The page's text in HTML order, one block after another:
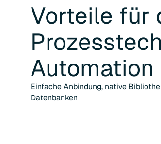
Vorteile für
Automation
Einfache Anbindung, native
Datenbanken